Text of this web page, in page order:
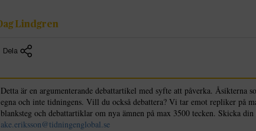
Dag Lindgren
Dela
Detta är en argumenterande debattartikel med syfte att påverka. Åsikterna
egna och inte tidningens. Vill du också debattera? Vi tar emot repliker på
blanksteg och debattartiklar om nya ämnen på max 3500 tecken. Skicka
ake.eriksson@tidningenglobal.se